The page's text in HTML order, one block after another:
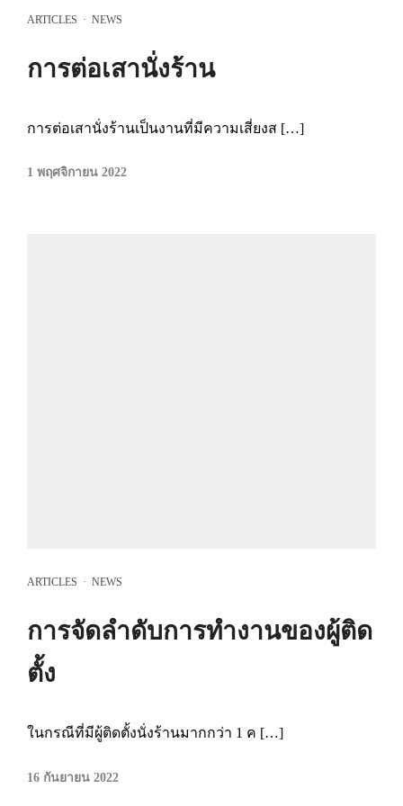
ARTICLES · NEWS
การต่อเสานั่งร้าน
การต่อเสานั่งร้านเป็นงานที่มีความเสี่ยงส […]
1 พฤศจิกายน 2022
ARTICLES · NEWS
การจัดลำดับการทำงานของผู้ติด
ตั้ง
ในกรณีที่มีผู้ติดตั้งนั่งร้านมากกว่า 1 ค […]
16 กันยายน 2022